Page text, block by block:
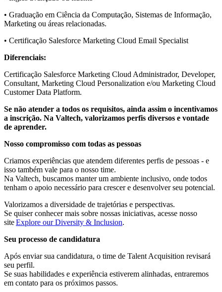
• Graduação em Ciência da Computação, Sistemas de Informação,
Marketing ou áreas relacionadas.
• Certificação Salesforce Marketing Cloud Email Specialist
Diferenciais:
Certificação Salesforce Marketing Cloud Administrador, Developer,
Consultant, Marketing Cloud Personalization e/ou Marketing Cloud
Customer Data Platform.
Se não atender a todos os requisitos, ainda assim o incentivamos
a inscrição. Na Valtech, valorizamos perfis diversos e vontade
de aprender.
Nosso compromisso com todas as pessoas
Criamos experiências que atendem diferentes perfis de pessoas - e
isso também vale para o nosso time.
Na Valtech, buscamos manter um ambiente inclusivo, onde todos
tenham o apoio necessário para crescer e desenvolver seu potencial.
Valorizamos a diversidade de trajetórias e perspectivas.
Se quiser conhecer mais sobre nossas iniciativas, acesse nosso
siteExplore our Diversity & Inclusion.
Seu processo de candidatura
Após enviar sua candidatura, o time de Talent Acquisition revisará
seu perfil.
Se suas habilidades e experiência estiverem alinhadas, entraremos
em contato para os próximos passos.